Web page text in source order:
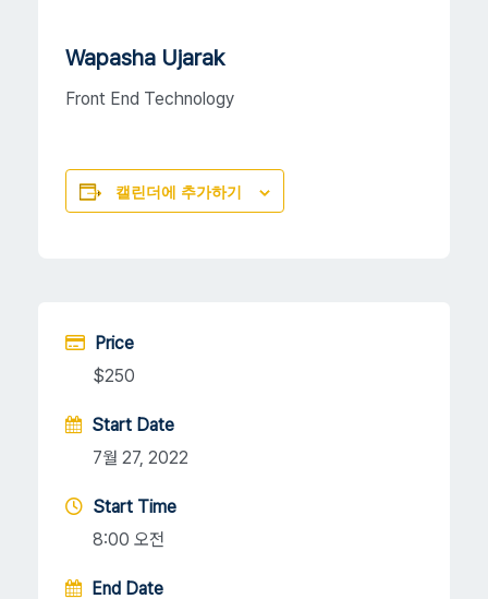
Wapasha Ujarak
Front End Technology
캘린더에 추가하기
Price
$250
Start Date
7월 27, 2022
Start Time
8:00 오전
End Date